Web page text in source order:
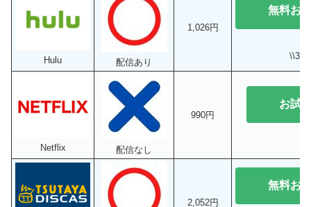
Hulu 配信あり
1,026円
無料お
\\31
Netflix 配信なし
990円
お試
2,052円
無料お